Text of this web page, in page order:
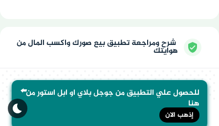
شرح ومراجعة تطبيق بيع صورك واكسب المال من
هوايتك
⬅️للحصول علي التطبيق من جوجل بلاي او ابل استور من
هنا
إذهب الان